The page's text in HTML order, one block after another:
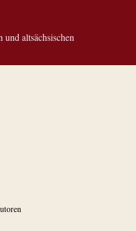
und altsächsischen